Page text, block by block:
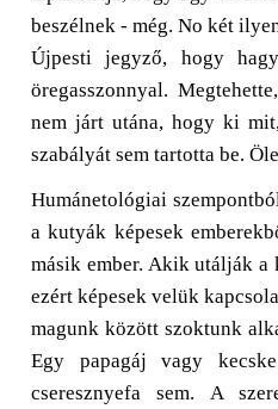
beszélnek - még. No két
Újpesti jegyző, hogy
öregasszonnyal.
nem járt utána, hogy ki
szabályát sem tartotta be.
Humánetológiai
a kutyák képesek
másik ember. Akik utálják
ezért képesek velük
magunk között szoktunk
Egy papagáj vagy
cseresznyefa sem. A